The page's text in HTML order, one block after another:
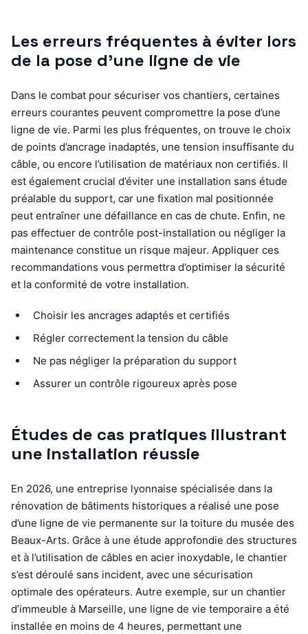
Les erreurs fréquentes à éviter lors
de la pose d’une ligne de vie
Dans le combat pour sécuriser vos chantiers, certaines
erreurs courantes peuvent compromettre la pose d’une
ligne de vie. Parmi les plus fréquentes, on trouve le choix
de points d’ancrage inadaptés, une tension insuffisante du
câble, ou encore l’utilisation de matériaux non certifiés. Il
est également crucial d’éviter une installation sans étude
préalable du support, car une fixation mal positionnée
peut entraîner une défaillance en cas de chute. Enfin, ne
pas effectuer de contrôle post-installation ou négliger la
maintenance constitue un risque majeur. Appliquer ces
recommandations vous permettra d’optimiser la sécurité
et la conformité de votre installation.
Choisir les ancrages adaptés et certifiés
Régler correctement la tension du câble
Ne pas négliger la préparation du support
Assurer un contrôle rigoureux après pose
Études de cas pratiques illustrant
une installation réussie
En 2026, une entreprise lyonnaise spécialisée dans la
rénovation de bâtiments historiques a réalisé une pose
d’une ligne de vie permanente sur la toiture du musée des
Beaux-Arts. Grâce à une étude approfondie des structures
et à l’utilisation de câbles en acier inoxydable, le chantier
s’est déroulé sans incident, avec une sécurisation
optimale des opérateurs. Autre exemple, sur un chantier
d’immeuble à Marseille, une ligne de vie temporaire a été
installée en moins de 4 heures, permettant une